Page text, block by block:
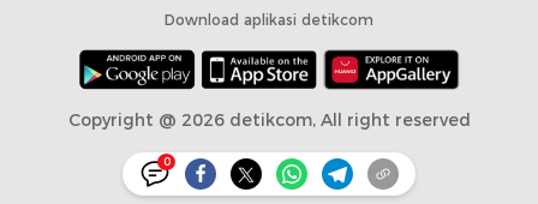
0
Download aplikasi detikcom
Copyright @ 2026 detikcom, All right reserved